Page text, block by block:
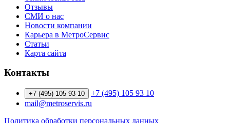
Отзывы
СМИ о нас
Новости компании
Карьера в МетроСервис
Статьи
Карта сайта
Контакты
+7 (495) 105 93 10
+7 (495) 105 93 10
mail@metroservis.ru
Политика обработки персональных данных